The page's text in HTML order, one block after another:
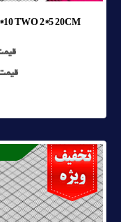
TWO 2*5 20CM